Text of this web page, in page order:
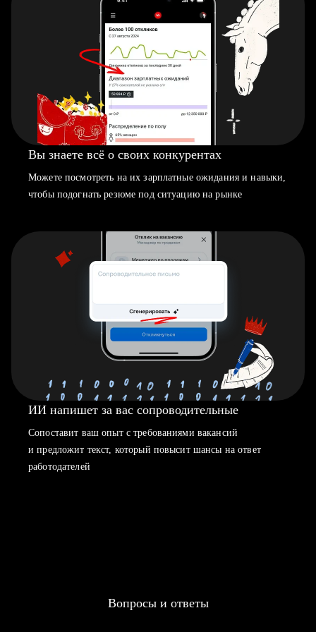
Вы знаете всё о своих конкурентах
Можете посмотреть на их зарплатные ожидания и навыки,
чтобы подогнать резюме под ситуацию на рынке
ИИ напишет за вас сопроводительные
Сопоставит ваш опыт с требованиями вакансий
и предложит текст, который повысит шансы на ответ
работодателей
Вопросы и ответы